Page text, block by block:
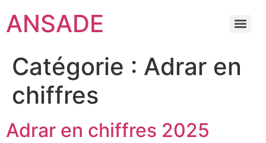
ANSADE
Catégorie : Adrar en
chiffres
Adrar en chiffres 2025